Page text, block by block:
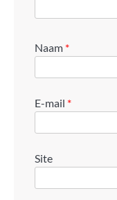
Naam *
E-mail *
Site